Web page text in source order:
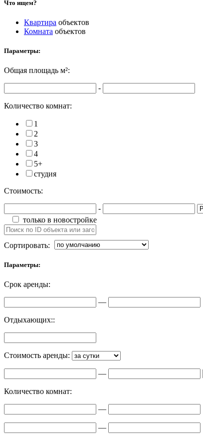
Что ищем?
Квартира объектов
Комната объектов
Параметры:
Общая площадь м²:
-
Количество комнат:
1
2
3
4
5+
студия
Стоимость:
-
только в новостройке
Сортировать:
Параметры:
Срок аренды:
—
Отдыхающих::
Стоимость аренды:
—
Количество комнат:
—
—